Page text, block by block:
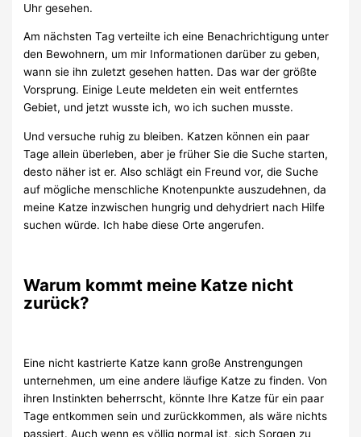
Uhr gesehen.
Am nächsten Tag verteilte ich eine Benachrichtigung unter
den Bewohnern, um mir Informationen darüber zu geben,
wann sie ihn zuletzt gesehen hatten. Das war der größte
Vorsprung. Einige Leute meldeten ein weit entferntes
Gebiet, und jetzt wusste ich, wo ich suchen musste.
Und versuche ruhig zu bleiben. Katzen können ein paar
Tage allein überleben, aber je früher Sie die Suche starten,
desto näher ist er. Also schlägt ein Freund vor, die Suche
auf mögliche menschliche Knotenpunkte auszudehnen, da
meine Katze inzwischen hungrig und dehydriert nach Hilfe
suchen würde. Ich habe diese Orte angerufen.
Warum kommt meine Katze nicht
zurück?
Eine nicht kastrierte Katze kann große Anstrengungen
unternehmen, um eine andere läufige Katze zu finden. Von
ihren Instinkten beherrscht, könnte Ihre Katze für ein paar
Tage entkommen sein und zurückkommen, als wäre nichts
passiert. Auch wenn es völlig normal ist, sich Sorgen zu